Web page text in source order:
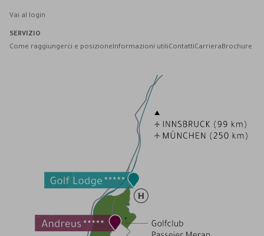
Vai al login
SERVIZIO
Come raggiungerci e posizioneInformazioni utiliContattiCarrieraBrochure